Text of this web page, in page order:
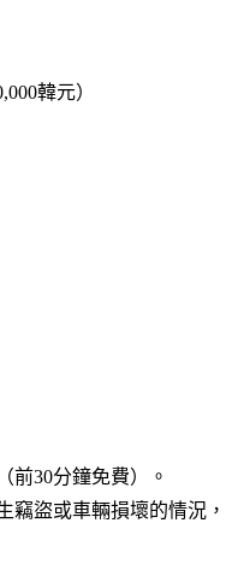
韓元）
前30分鐘免費）。
盜或車輛損壞的情況